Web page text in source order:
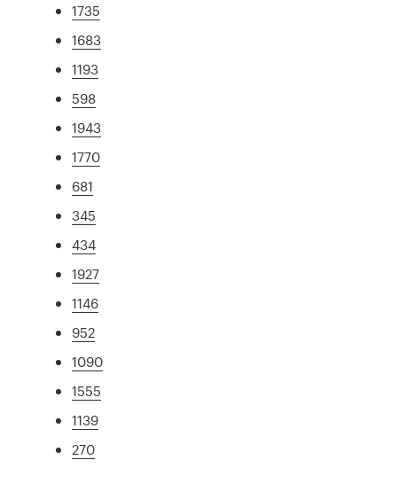
1735
1683
1193
598
1943
1770
681
345
434
1927
1146
952
1090
1555
1139
270